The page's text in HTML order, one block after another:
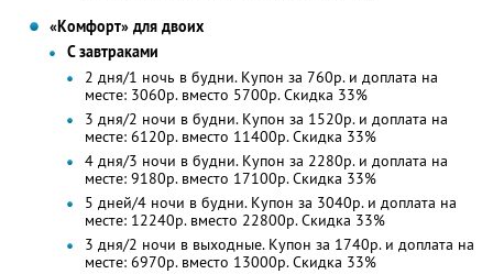
«Комфорт» для двоих
С завтраками
2 дня/1 ночь в будни. Купон за 760р. и доплата на
месте: 3060р. вместо 5700р. Скидка 33%
3 дня/2 ночи в будни. Купон за 1520р. и доплата на
месте: 6120р. вместо 11400р. Скидка 33%
4 дня/3 ночи в будни. Купон за 2280р. и доплата на
месте: 9180р. вместо 17100р. Скидка 33%
5 дней/4 ночи в будни. Купон за 3040р. и доплата на
месте: 12240р. вместо 22800р. Скидка 33%
3 дня/2 ночи в выходные. Купон за 1740р. и доплата на
месте: 6970р. вместо 13000р. Скидка 33%